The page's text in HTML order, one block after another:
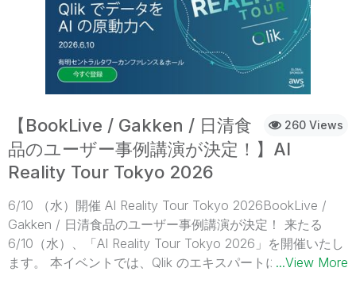
260 Views
【BookLive / Gakken / 日清食
品のユーザー事例講演が決定！】AI
Reality Tour Tokyo 2026
6/10 （水）開催 AI Reality Tour Tokyo 2026BookLive /
Gakken / 日清食品のユーザー事例講演が決定！ 来たる
6/10（水）、「AI Reality Tour Tokyo 2026」を開催いたし
ます。 本イベントでは、Qlik のエキスパートによる基調講
...View More